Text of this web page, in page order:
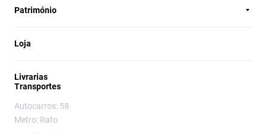
Património
Loja
Livrarias
Transportes
Autocarros: 58
Metro: Rato